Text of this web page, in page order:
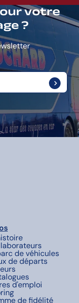
votre
?
de véhicules
de départs
d'emploi
de fidélité